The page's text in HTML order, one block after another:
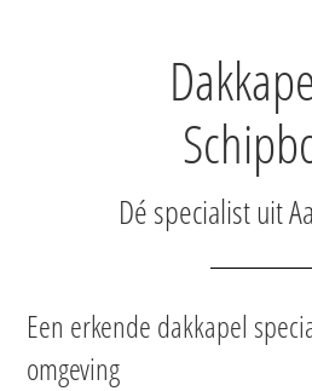
Dé specialist uit
Een erkende dakkapel
omgeving